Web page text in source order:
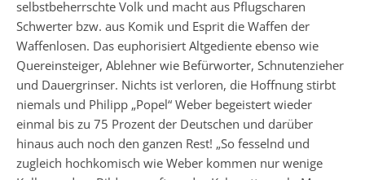
selbstbeherrschte Volk und macht aus Pflugscharen
Schwerter bzw. aus Komik und Esprit die Waffen der
Waffenlosen. Das euphorisiert Altgediente ebenso wie
Quereinsteiger, Ablehner wie Befürworter, Schnutenzieher
und Dauergrinser. Nichts ist verloren, die Hoffnung stirbt
niemals und Philipp „Popel“ Weber begeistert wieder
einmal bis zu 75 Prozent der Deutschen und darüber
hinaus auch noch den ganzen Rest! „So fesselnd und
zugleich hochkomisch wie Weber kommen nur wenige